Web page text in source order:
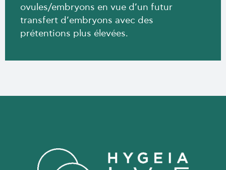
ovules/embryons en vue d’un futur
transfert d’embryons avec des
prétentions plus élevées.